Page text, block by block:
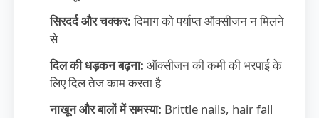
सिरदर्द और चक्कर:दिमाग को पर्याप्त ऑक्सीजन न मिलने
से
दिल की धड़कन बढ़ना: ऑक्सीजन की कमी की भरपाई के
लिए दिल तेज काम करता है
नाखून और बालों में समस्या: Brittle nails, hair fall